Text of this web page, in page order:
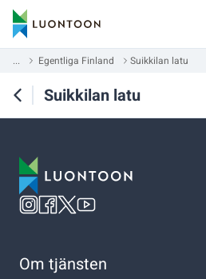
... Egentliga Finland Suikkilan latu
Suikkilan latu
Om tjänsten